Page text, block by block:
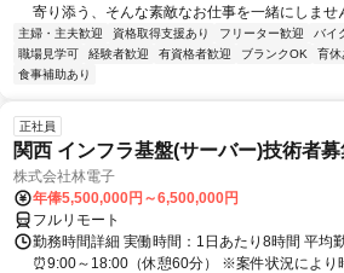
寄り添う、そんな素敵なお仕事を一緒にしま
主婦・主夫歓迎 資格取得支援あり フリーター歓迎 バイ
職場見学可
経験者歓迎 有資格者歓迎 ブランクOK 育休
食事補助あり
正社員
関西 インフラ基盤(サーバー)技術者募
株式会社林電子
年俸5,500,000円～6,500,000円
フルリモート
勤務時間詳細 実働時間：1日あたり8時間 平均
⏰9:00～18:00（休憩60分） ※案件状況により